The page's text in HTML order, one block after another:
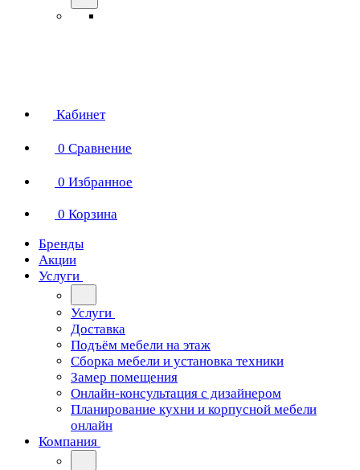
Кабинет
0 Сравнение
0 Избранное
0 Корзина
Бренды
Акции
Услуги
Услуги
Доставка
Подъём мебели на этаж
Сборка мебели и установка техники
Замер помещения
Онлайн-консультация с дизайнером
Планирование кухни и корпусной мебели
онлайн
Компания